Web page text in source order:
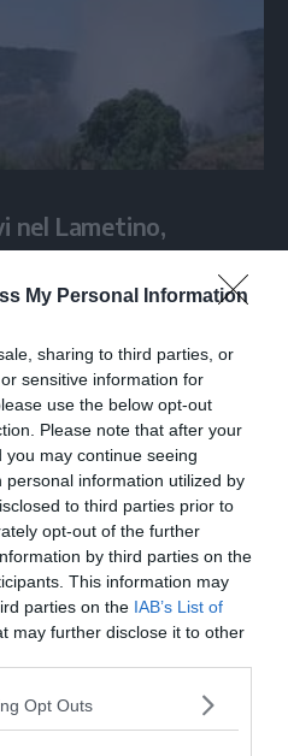
My Personal Information
sharing to third parties, or
sensitive information for
use the below opt-out
Please note that after your
may continue seeing
information utilized by
to third parties prior to
opt-out of the further
by third parties on the
This information may
parties on the IAB’s List of
may further disclose it to other
Opt Outs
nel Lametino,
modello di